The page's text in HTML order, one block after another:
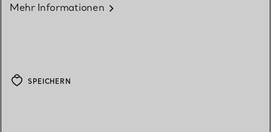
Mehr Informationen
SPEICHERN